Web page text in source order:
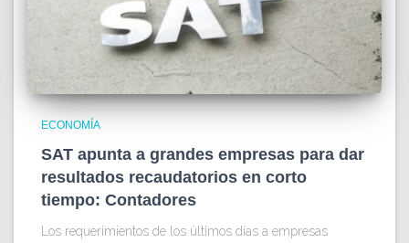
ECONOMÍA
SAT apunta a grandes empresas para dar
resultados recaudatorios en corto
tiempo: Contadores
Los requerimientos de los últimos días a empresas